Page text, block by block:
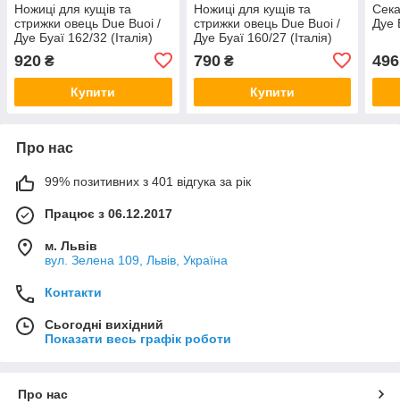
Ножиці для кущів та
стрижки овець Due Buoi /
Дуе Буаї 162/32 (Італія)
920 ₴
Купити
Ножиці для кущів та
стрижки овець Due Buoi /
Дуе Буаї 160/27 (Італія)
790₴
Купити
Дуе
496
Про нас
99% позитивних з 401 відгука за рік
Працює з 06.12.2017
м. Львів
вул. Зелена 109, Львів, Україна
Контакти
Сьогодні вихідний
Показати весь графік роботи
Про нас